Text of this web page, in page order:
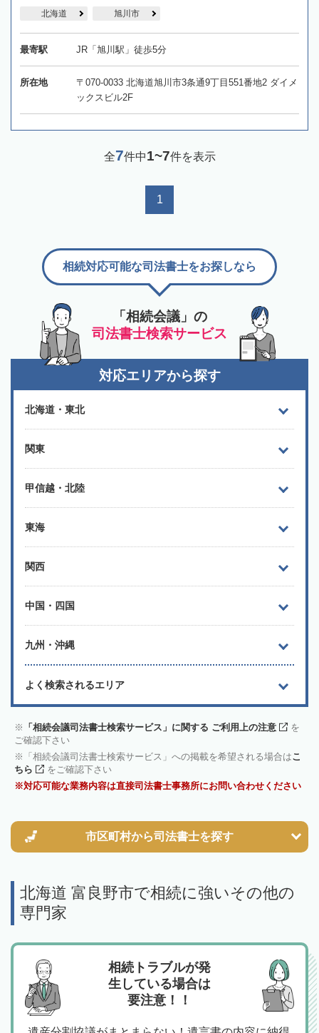
北海道 旭川市
最寄駅 JR「旭川駅」徒歩5分
所在地
〒070-0033 北海道旭川市3条通9丁目551番地2 ダイメ
ックスビル2F
全7件中1~7件を表示
1
「相続会議」の
司法書士検索サービス
相続対応可能な司法書士をお探しなら
対応エリアから探す
北海道・東北
関東
甲信越・北陸
東海
関西
中国・四国
九州・沖縄
よく検索されるエリア
「相続会議司法書士検索サービス」に関する ご利用上の注意
を
ご確認下さい
「相続会議司法書士検索サービス」への掲載を希望される場合はこ
ちら
をご確認下さい
対応可能な業務内容は直接司法書士事務所にお問い合わせください
市区町村から司法書士を探す
北海道 富良野市で相続に強いその他の
専門家
相続トラブルが発
生している場合は
要注意！！